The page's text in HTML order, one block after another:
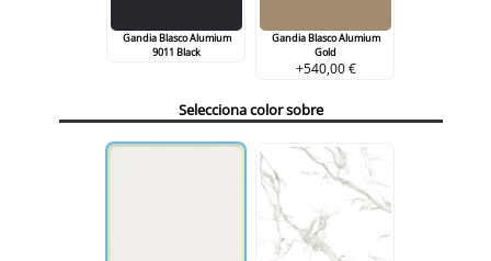
Gandia Blasco Alumium
9011 Black
Gandia Blasco Alumium
Gold
+540,00 €
Selecciona color sobre